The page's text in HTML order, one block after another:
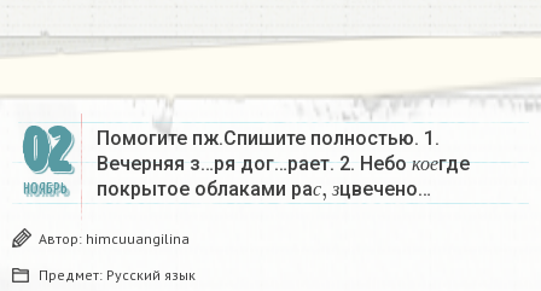
02
НОЯБРЬ
Помогите пж.Спишите полностью. 1.
Вечерняя з…ря дог…рает. 2. Небоко е
к ое
где
покрытое облаками ра с з
с,з
цвечено…
Автор: himcuuangilina
Предмет: Русский язык